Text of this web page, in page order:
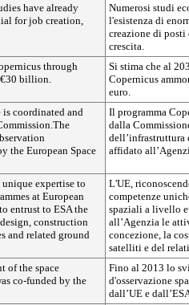
have already
for job creation,
Numerosi studi
l'esistenza di
creazione di
crescita.
through
billion.
Si stima che al
Copernicus
euro.
is coordinated and
the European Space
Il programma
dalla
dell’infrastruttura
affidato
expertise to
at European
entrust to ESA the
construction
and related ground
L'UE,
competenze
spaziali a livello
all’Agenzia le
concezione, la
satelliti e del
of the space
co-funded by the
Fino al 2013 lo
d'osservazione
dall’UE e